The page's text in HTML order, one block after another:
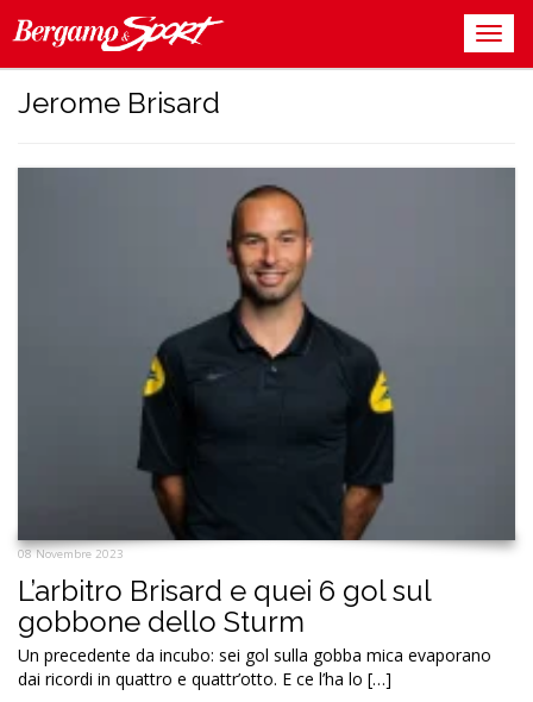
Jerome Brisard
08 Novembre 2023
L’arbitro Brisard e quei 6 gol sul
gobbone dello Sturm
Un precedente da incubo: sei gol sulla gobba mica evaporano
dai ricordi in quattro e quattr’otto. E ce l’ha lo […]